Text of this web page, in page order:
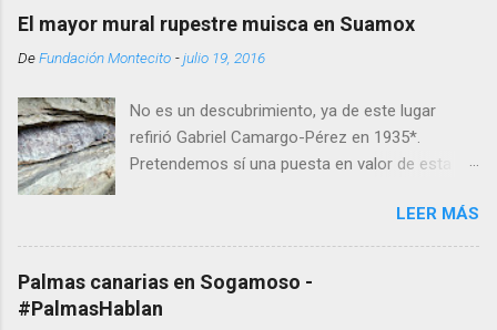
El registro de la Fundación Montecito con LT&C
está relacionado con el proyecto Reserva
Natural Xieti, les invitamos a explorar enlace
compartimos que hemos sido aceptados
como miembros de Linking Tourism &
Conservation (LT&C) , organización sin ánimo
es: Facilitar una red educativa global de
embajadores del turismo y la conservación, que
colaboran para incrementar las mejores
prácticas turísticas que apoyan el
El mayor mural rupestre muisca en Suamox
DeFundación Montecito -julio 19, 2016
No es un descubrimiento, ya de este lugar
refirió Gabriel Camargo-Pérez en 1935*.
Pretendemos sí una puesta en valor de esta
ancestral de Colombia, al que optamos llamar
el mayor mural rupestre muisca en Suamox . Y
el mayor porque, salvo contradicción o
existencia de algo aún más notorio, se trata de
LEER MÁS
Palmas canarias en Sogamoso -
#PalmasHablan